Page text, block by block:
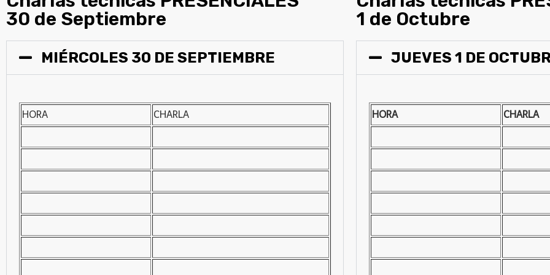
30 de Septiembre
1 de Octubre
MIÉRCOLES 30 DE SEPTIEMBRE
HORA CHARLA
JUEVES 1 DE
HORA CHARLA